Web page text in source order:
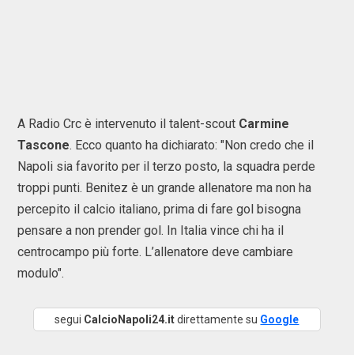
A Radio Crc è intervenuto il talent-scout Carmine
Tascone. Ecco quanto ha dichiarato: "Non credo che il
Napoli sia favorito per il terzo posto, la squadra perde
troppi punti. Benitez è un grande allenatore ma non ha
percepito il calcio italiano, prima di fare gol bisogna
pensare a non prender gol. In Italia vince chi ha il
centrocampo più forte. L’allenatore deve cambiare
modulo".
segui CalcioNapoli24.itdirettamente su Google